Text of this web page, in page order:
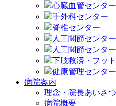
心臓血管センタ
手外科センター
脊椎センター
人工関節センタ
人工関節センタ
下肢救済・フッ
健康管理センター
病院案内
理念・院長あいさつ
病院概要